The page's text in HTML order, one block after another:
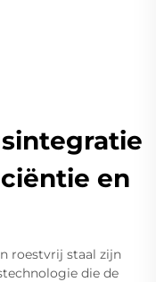
en
roestvrij staal zijn
die de